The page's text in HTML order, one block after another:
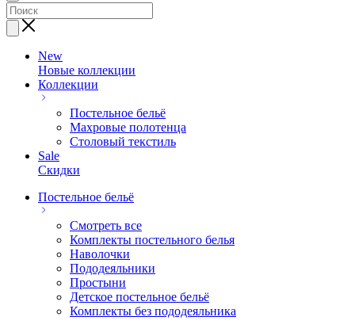
New
Новые коллекции
Коллекции
Постельное бельё
Махровые полотенца
Столовый текстиль
Sale
Скидки
Постельное бельё
Смотреть все
Комплекты постельного белья
Наволочки
Пододеяльники
Простыни
Детское постельное бельё
Комплекты без пододеяльника